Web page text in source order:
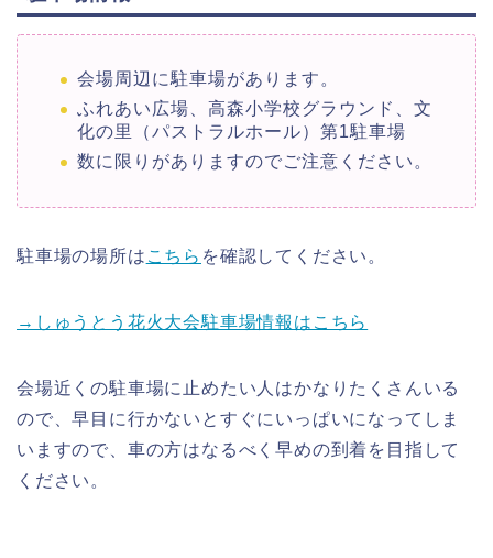
会場周辺に駐車場があります。
ふれあい広場、高森小学校グラウンド、文
化の里（パストラルホール）第1駐車場
数に限りがありますのでご注意ください。
駐車場の場所は こちら を確認してください。
→しゅうとう花火大会駐車場情報はこちら
会場近くの駐車場に止めたい人はかなりたくさんいる
ので、早目に行かないとすぐにいっぱいになってしま
いますので、車の方はなるべく早めの到着を目指して
ください。